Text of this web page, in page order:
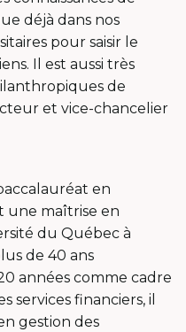
déjà dans nos
pour saisir le
Il est aussi très
de
et vice-chancelier
en
une maîtrise en
du Québec à
de 40 ans
années comme cadre
services financiers, il
gestion des